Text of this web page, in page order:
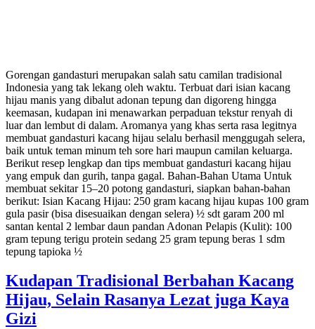
Gorengan gandasturi merupakan salah satu camilan tradisional
Indonesia yang tak lekang oleh waktu. Terbuat dari isian kacang
hijau manis yang dibalut adonan tepung dan digoreng hingga
keemasan, kudapan ini menawarkan perpaduan tekstur renyah di
luar dan lembut di dalam. Aromanya yang khas serta rasa legitnya
membuat gandasturi kacang hijau selalu berhasil menggugah selera,
baik untuk teman minum teh sore hari maupun camilan keluarga.
Berikut resep lengkap dan tips membuat gandasturi kacang hijau
yang empuk dan gurih, tanpa gagal. Bahan-Bahan Utama Untuk
membuat sekitar 15–20 potong gandasturi, siapkan bahan-bahan
berikut: Isian Kacang Hijau: 250 gram kacang hijau kupas 100 gram
gula pasir (bisa disesuaikan dengan selera) ½ sdt garam 200 ml
santan kental 2 lembar daun pandan Adonan Pelapis (Kulit): 100
gram tepung terigu protein sedang 25 gram tepung beras 1 sdm
tepung tapioka ½
Kudapan Tradisional Berbahan Kacang
Hijau, Selain Rasanya Lezat juga Kaya
Gizi